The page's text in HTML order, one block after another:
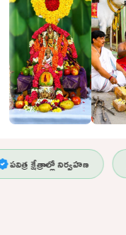
క్షేత్రాల్లో నిర్వహణ